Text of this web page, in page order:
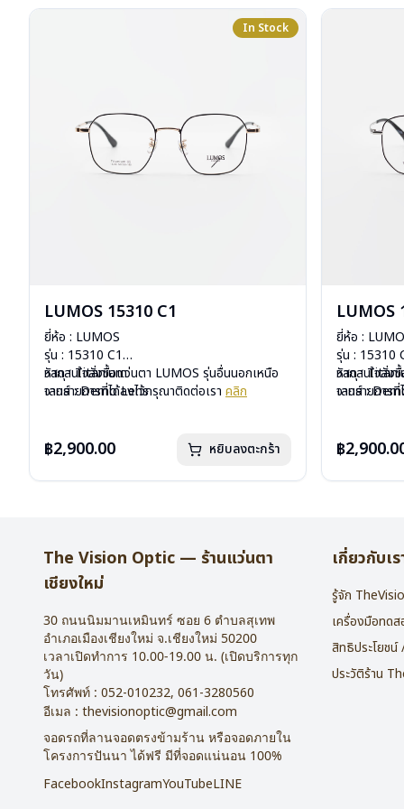
In Stock
LUMOS 15310 C1
ยี่ห้อ : LUMOS
รุ่น : 15310 C1
วัสดุ : Titanium
เลนส์ : Demo Lens
อุปกรณ์ : กล่องแว่น , ผ้าเช็ดแว่น
หากสนใจสั่งชื้อแว่นตา LUMOS รุ่นอื่นนอกเหนือ
จากรายการที่ได้ลงไว้กรุณาติดต่อเรา คลิก
฿2,900.00 หยิบลงตะกร้า
LUMOS
ยี่ห้อ :
รุ่น : 15310
วัสดุ :
เลนส์ :
อุปกรณ์ : กล่
หากสนใจสั่ง
จากรายการ
฿
The Vision Optic — ร้านแว่นตา
เชียงใหม่
30 ถนนนิมมานเหมินทร์ ซอย 6 ตำบลสุเทพ
อำเภอเมืองเชียงใหม่ จ.เชียงใหม่ 50200
เวลาเปิดทำการ 10.00-19.00 น. (เปิดบริการทุก
วัน)
โทรศัพท์ : 052-010232, 061-3280560
อีเมล : thevisionoptic@gmail.com
จอดรถที่ลานจอดตรงข้ามร้าน หรือจอดภายใน
โครงการปันนา ได้ฟรี มีที่จอดแน่นอน 100%
FacebookInstagramYouTubeLINE
เกี่ยวกับเร
รู้จัก
เครื่องมือทดส
สิทธิประโยชน์
ประวัติร้าน